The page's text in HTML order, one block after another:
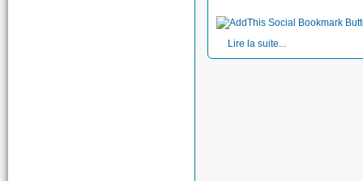
Lire la suite...